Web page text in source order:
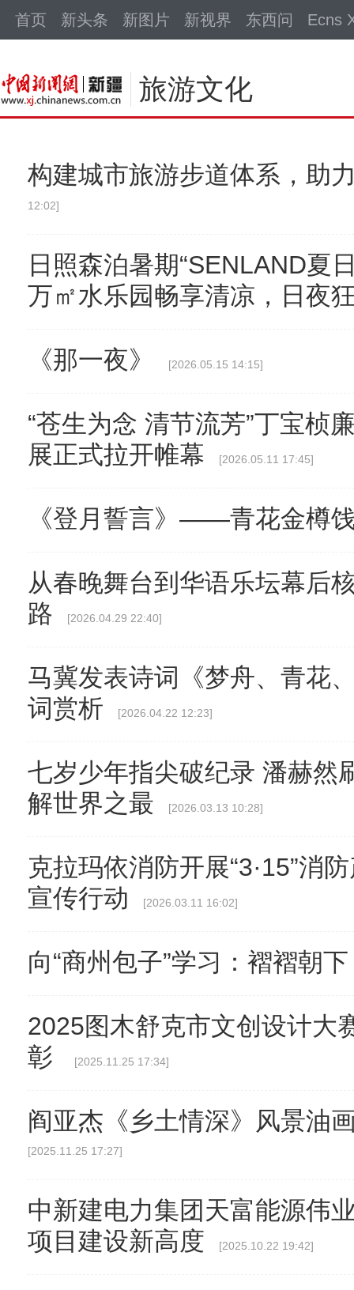
首页 新头条 新图片 新视界 东西问 Ecns
旅游文化
构建城市旅游步道体系，助
12:02]
日照森泊暑期“SENLAND夏
万㎡水乐园畅享清凉，日夜
《那一夜》 [2026.05.15 14:15]
“苍生为念 清节流芳”丁宝桢
展正式拉开帷幕
[2026.05.11 17:45]
《登月誓言》——青花金樽
从春晚舞台到华语乐坛幕后
路
[2026.04.29 22:40]
马冀发表诗词《梦舟、青花
词赏析
[2026.04.22 12:23]
七岁少年指尖破纪录 潘赫然
解世界之最
[2026.03.13 10:28]
克拉玛依消防开展“3·15”消
宣传行动
[2026.03.11 16:02]
向“商州包子”学习：褶褶朝
2025图木舒克市文创设计大
彰
[2025.11.25 17:34]
阎亚杰《乡土情深》风景油
[2025.11.25 17:27]
中新建电力集团天富能源伟
项目建设新高度
[2025.10.22 19:42]